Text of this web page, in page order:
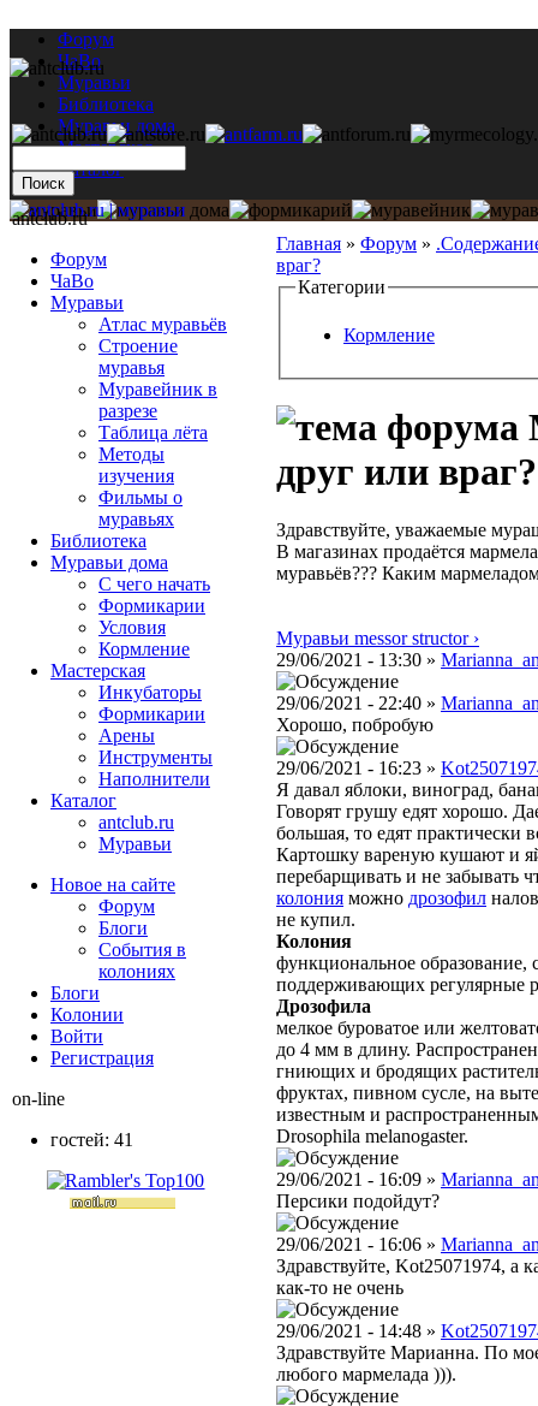
Форум
ЧаВо
Муравьи
Библиотека
Муравьи дома
Мастерская
Каталог
Главная » Форум »
враг?
Категории
Кормление
друг или враг?
Здравствуйте, уважаемые
В магазинах продаётся
муравьёв??? Каким
Муравьи messor structor ›
29/06/2021 - 13:30 »
29/06/2021 - 22:40 »
Хорошо, побробую
29/06/2021 - 16:23 »
Я давал яблоки, виноград,
Говорят грушу едят хорошо.
большая, то едят практически
Картошку вареную кушают и
перебарщивать и не забывать
колония можно дрозофил
не купил.
Колония
функциональное образование,
поддерживающих регулярные
Дрозофила
мелкое буроватое или
до 4 мм в длину.
гниющих и бродящих
фруктах, пивном сусле, на
известным и
Drosophila melanogaster.
29/06/2021 - 16:09 »
Персики подойдут?
29/06/2021 - 16:06 »
Здравствуйте, Kot25071974, а
как-то не очень
29/06/2021 - 14:48 »
Здравствуйте Марианна. По
любого мармелада ))).
antclub.ru
Форум
ЧаВо
Муравьи
Атлас муравьёв
Строение
муравья
Муравейник в
разрезе
Таблица лёта
Методы
изучения
Фильмы о
муравьях
Библиотека
Муравьи дома
С чего начать
Формикарии
Условия
Кормление
Мастерская
Инкубаторы
Формикарии
Арены
Инструменты
Наполнители
Каталог
antclub.ru
Муравьи
Новое на сайте
Форум
Блоги
События в
колониях
Блоги
Колонии
Войти
Peгиcтpaция
on-line
гостей: 41